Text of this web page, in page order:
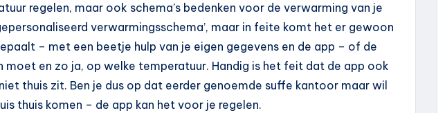
regelen, maar ook schema’s bedenken voor de verwarming van je
verwarmingsschema’, maar in feite komt het er gewoon
– met een beetje hulp van je eigen gegevens en de app – of de
en zo ja, op welke temperatuur. Handig is het feit dat de app ook
thuis zit. Ben je dus op dat eerder genoemde suffe kantoor maar wil
thuis komen – de app kan het voor je regelen.